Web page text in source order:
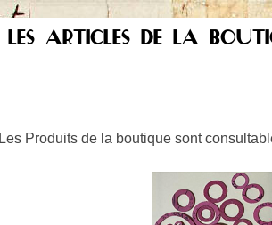
LES ARTICLES DE LA
Les Produits de la boutique sont